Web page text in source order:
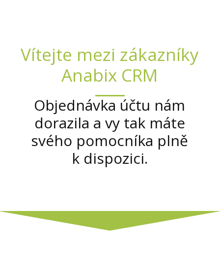
Vítejte mezi zákazníky
Anabix CRM
Objednávka účtu nám
dorazila a vy tak máte
svého pomocníka plně
k dispozici.